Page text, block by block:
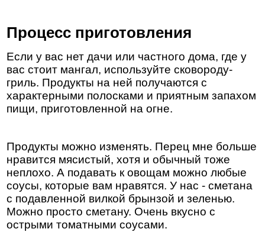
Процесс приготовления
Если у вас нет дачи или частного дома, где у
вас стоит мангал, используйте сковороду-
гриль. Продукты на ней получаются с
характерными полосками и приятным запахом
пищи, приготовленной на огне.
Продукты можно изменять. Перец мне больше
нравится мясистый, хотя и обычный тоже
неплохо. А подавать к овощам можно любые
соусы, которые вам нравятся. У нас - сметана
с подавленной вилкой брынзой и зеленью.
Можно просто сметану. Очень вкусно с
острыми томатными соусами.